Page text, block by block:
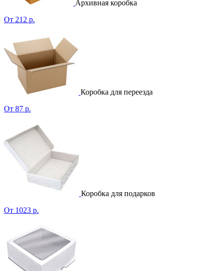
Архивная коробка
От 212 р.
Коробка для переезда
От 87 р.
Коробка для подарков
От 1023 р.